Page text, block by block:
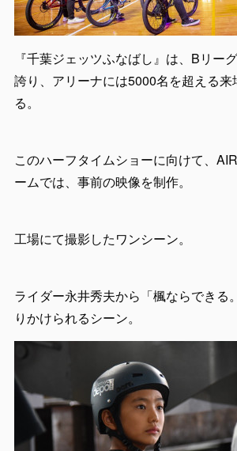
『千葉ジェッツふなばし』は、Bリー
誇り、アリーナには5000名を超える来
る。
このハーフタイムショーに向けて、
ームでは、事前の映像を制作。
工場にて撮影したワンシーン。
ライダー永井秀夫から「楓ならできる
りかけられるシーン。